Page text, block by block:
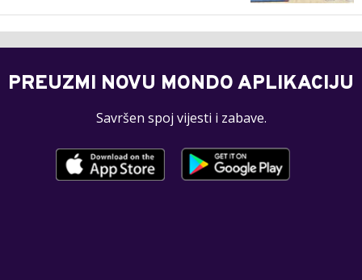
PREUZMI NOVU MONDO APLIKACIJU
Savršen spoj vijesti i zabave.